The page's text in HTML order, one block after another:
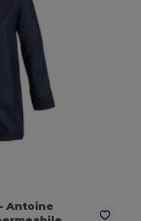
- Antoine